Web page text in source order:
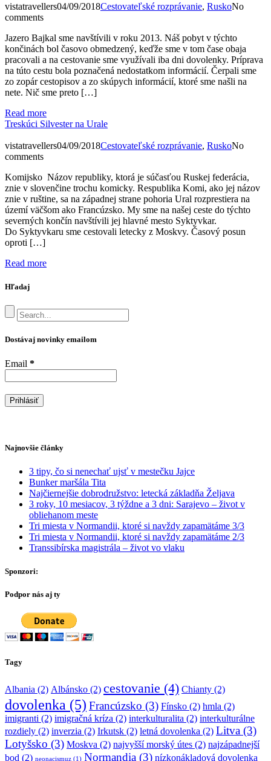
vistatravellers04/09/2018Cestovateľské rozprávanie, RuskoNo
comments
Jazero Bajkal sme navštívili v roku 2013. Náš pobyt v týchto
končinách bol časovo obmedzený, keďže sme v tom čase obaja
pracovali a na cestovanie sme využívali iba dni dovolenky. Príprava
na túto cestu bola poznačená nedostatkom informácií. Čerpali sme
zo zopár cestopisov a zo skúpych informácií, ktoré sme našli na
nete. Nič sme preto […]
Read more
Treskúci Silvester na Urale
vistatravellers04/09/2018Cestovateľské rozprávanie, RuskoNo
comments
Komijsko Názov republiky, ktorá je súčasťou Ruskej federácia,
znie v slovenčine trochu komicky. Respublika Komi, ako jej názov
znie v ruštine, sa na západnej strane pohoria Ural rozprestiera na
území väčšom ako Francúzsko. My sme na našej ceste do týchto
severných končín navštívili jej hlavné mesto Syktyvkar.
Do Syktyvkaru sme cestovali letecky z Moskvy. Časový posun
oproti […]
Read more
Hľadaj
Dostávaj novinky emailom
Email *
Najnovšie články
3 tipy, čo si nenechať ujsť v mestečku Jajce
Bunker maršála Tita
Najčiernejšie dobrodružstvo: letecká základňa Željava
3 roky, 10 mesiacov, 3 týždne a 3 dni: Sarajevo – život v
obliehanom meste
Tri miesta v Normandii, ktoré si navždy zapamätáme 3/3
Tri miesta v Normandii, ktoré si navždy zapamätáme 2/3
Transsibírska magistrála – život vo vlaku
Sponzori:
Podpor nás aj ty
Tagy
Albania (2) Albánsko (2) cestovanie (4) Chianty (2)
dovolenka (5) Francúzsko (3) Fínsko (2) hmla (2)
imigranti (2) imigračná kríza (2) interkulturalita (2) interkulturálne
rozdiely (2) inverzia (2) Irkutsk (2) letná dovolenka (2) Litva (3)
Lotyšsko (3) Moskva (2) najvyšší morský útes (2) najzápadnejší
bod (2) neonacismuz (1) Normandia (3) nízkonákladová dovolenka